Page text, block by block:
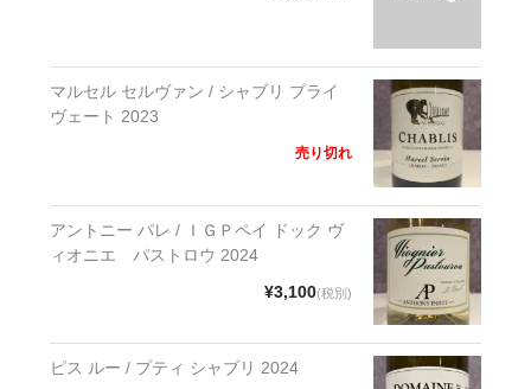
マルセル セルヴァン / シャブリ プライ
ヴェート 2023
売り切れ
アントニー パレ / ＩＧＰペイ ドック ヴ
ィオニエ パストロウ 2024
¥3,100(税別)
ピス ルー / プティ シャブリ 2024